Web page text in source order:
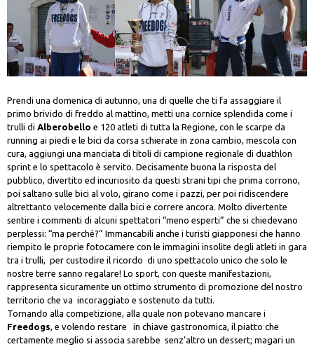
Prendi una domenica di autunno, una di quelle che ti fa assaggiare il
primo brivido di freddo al mattino, metti una cornice splendida come i
trulli di Alberobello e 120 atleti di tutta la Regione, con le scarpe da
running ai piedi e le bici da corsa schierate in zona cambio, mescola con
cura, aggiungi una manciata di titoli di campione regionale di duathlon
sprint e lo spettacolo è servito. Decisamente buona la risposta del
pubblico, divertito ed incuriosito da questi strani tipi che prima corrono,
poi saltano sulle bici al volo, girano come i pazzi, per poi ridiscendere
altrettanto velocemente dalla bici e correre ancora. Molto divertente
sentire i commenti di alcuni spettatori “meno esperti” che si chiedevano
perplessi: “ma perché?” Immancabili anche i turisti giapponesi che hanno
riempito le proprie fotocamere con le immagini insolite degli atleti in gara
tra i trulli, per custodire il ricordo di uno spettacolo unico che solo le
nostre terre sanno regalare! Lo sport, con queste manifestazioni,
rappresenta sicuramente un ottimo strumento di promozione del nostro
territorio che va incoraggiato e sostenuto da tutti.
Tornando alla competizione, alla quale non potevano mancare i
Freedogs , e volendo restare in chiave gastronomica, il piatto che
certamente meglio si associa sarebbe senz’altro un dessert; magari un